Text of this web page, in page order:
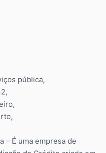
pública,
– É uma empresa de